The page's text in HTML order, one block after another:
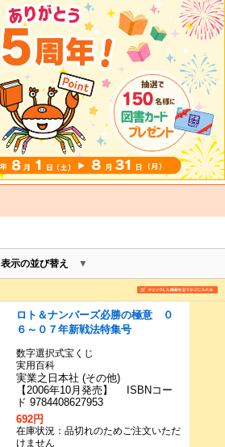
表示の並び替え
ロト＆ナンバーズ必勝の極意 ０
６～０７年新戦法特集号
数字選択式宝くじ
実用百科
実業之日本社 (その他)
【2006年10月発売】 ISBNコー
ド 9784408627953
692円
在庫状況：品切れのためご注文いただ
けません